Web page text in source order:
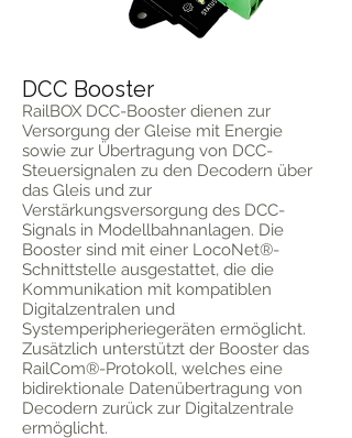
DCC Booster
RailBOX DCC-Booster dienen zur
Versorgung der Gleise mit Energie
sowie zur Übertragung von DCC-
Steuersignalen zu den Decodern über
das Gleis und zur
Verstärkungsversorgung des DCC-
Signals in Modellbahnanlagen. Die
Booster sind mit einer LocoNet®-
Schnittstelle ausgestattet, die die
Kommunikation mit kompatiblen
Digitalzentralen und
Systemperipheriegeräten ermöglicht.
Zusätzlich unterstützt der Booster das
RailCom®-Protokoll, welches eine
bidirektionale Datenübertragung von
Decodern zurück zur Digitalzentrale
ermöglicht.